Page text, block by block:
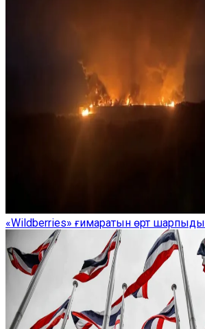
«Wildberries» ғимаратын өрт шарпыды